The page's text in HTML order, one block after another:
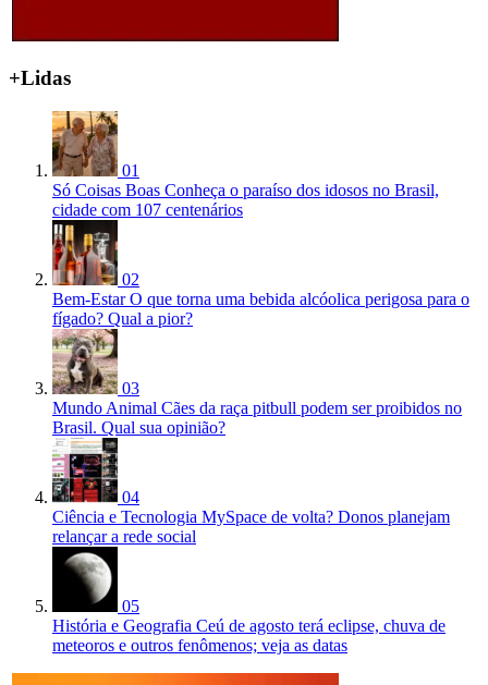
+Lidas
01
Só Coisas Boas Conheça o paraíso dos idosos no Brasil,
cidade com 107 centenários
02
Bem-Estar O que torna uma bebida alcóolica perigosa para o
fígado? Qual a pior?
03
Mundo Animal Cães da raça pitbull podem ser proibidos no
Brasil. Qual sua opinião?
04
Ciência e Tecnologia MySpace de volta? Donos planejam
relançar a rede social
05
História e Geografia Ceú de agosto terá eclipse, chuva de
meteoros e outros fenômenos; veja as datas